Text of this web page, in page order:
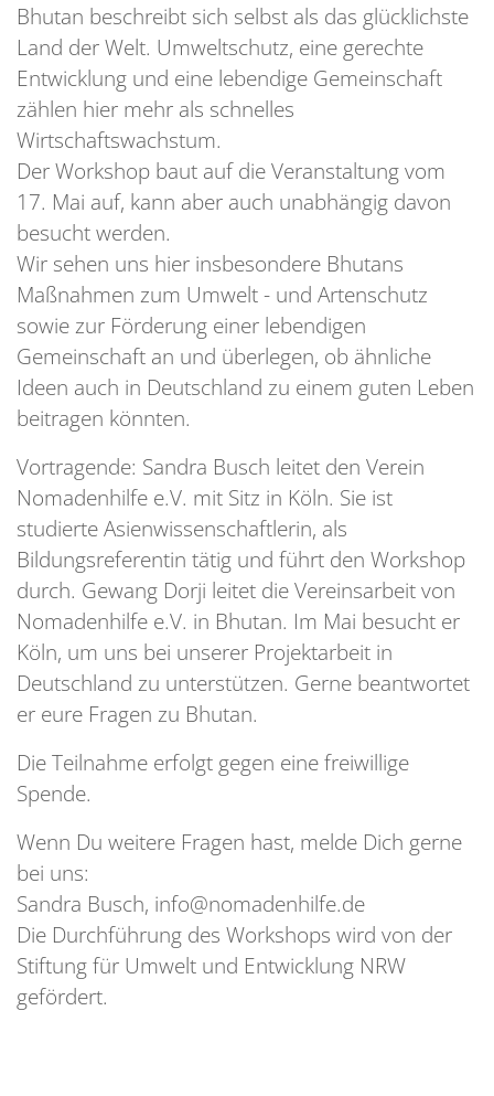
Bhutan beschreibt sich selbst als das glücklichste
Land der Welt. Umweltschutz, eine gerechte
Entwicklung und eine lebendige Gemeinschaft
zählen hier mehr als schnelles
Wirtschaftswachstum.
Der Workshop baut auf die Veranstaltung vom
17. Mai auf, kann aber auch unabhängig davon
besucht werden.
Wir sehen uns hier insbesondere Bhutans
Maßnahmen zum Umwelt - und Artenschutz
sowie zur Förderung einer lebendigen
Gemeinschaft an und überlegen, ob ähnliche
Ideen auch in Deutschland zu einem guten Leben
beitragen könnten.
Vortragende: Sandra Busch leitet den Verein
Nomadenhilfe e.V. mit Sitz in Köln. Sie ist
studierte Asienwissenschaftlerin, als
Bildungsreferentin tätig und führt den Workshop
durch. Gewang Dorji leitet die Vereinsarbeit von
Nomadenhilfe e.V. in Bhutan. Im Mai besucht er
Köln, um uns bei unserer Projektarbeit in
Deutschland zu unterstützen. Gerne beantwortet
er eure Fragen zu Bhutan.
Die Teilnahme erfolgt gegen eine freiwillige
Spende.
Wenn Du weitere Fragen hast, melde Dich gerne
bei uns:
Sandra Busch, info@nomadenhilfe.de
Die Durchführung des Workshops wird von der
Stiftung für Umwelt und Entwicklung NRW
gefördert.